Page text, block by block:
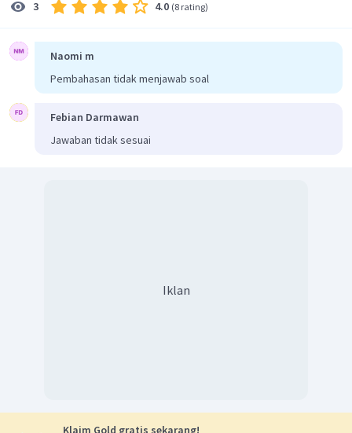
3 4.0 (8 rating)
Naomi m
Pembahasan tidak menjawab soal
Febian Darmawan
Jawaban tidak sesuai
Iklan
Klaim Gold gratis sekarang!